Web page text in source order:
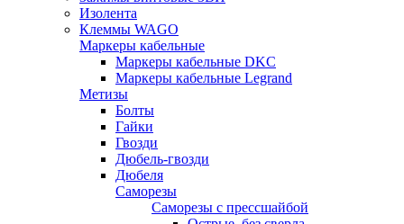
Изолента
Клеммы WAGO
Маркеры кабельные
Маркеры кабельные DKC
Маркеры кабельные Legrand
Метизы
Болты
Гайки
Гвозди
Дюбель-гвозди
Дюбеля
Саморезы
Саморезы с прессшайбой